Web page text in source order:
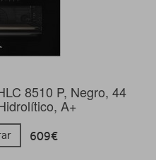
8510 P, Negro, 44
A+
609€